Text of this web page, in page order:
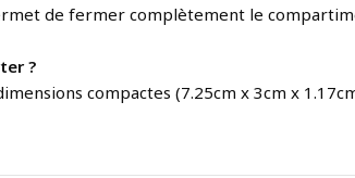
de fermer complètement le
?
compactes (7.25cm x 3cm x